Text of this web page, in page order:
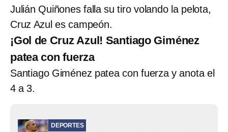
Julián Quiñones falla su tiro volando la pelota,
Cruz Azul es campeón.
¡Gol de Cruz Azul! Santiago Giménez
patea con fuerza
Santiago Giménez patea con fuerza y anota el
4 a 3.
DEPORTES